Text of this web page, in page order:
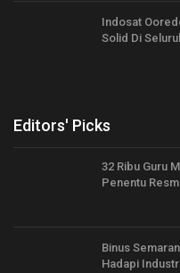
Indosat
Solid Di
Editors' Picks
32 Ribu Guru
Penentu
Binus
Hadapi